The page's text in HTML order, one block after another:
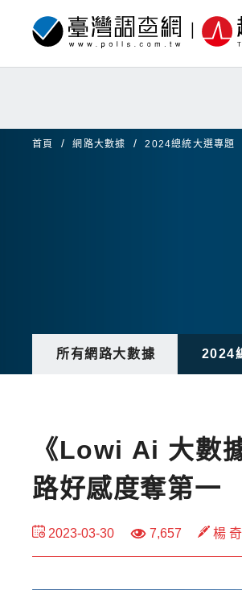
首頁 網路大數據 2024總統大選專題
所有網路大數據 2024
《Lowi Ai 大數
路好感度奪第一
2023-03-30 7,657 楊